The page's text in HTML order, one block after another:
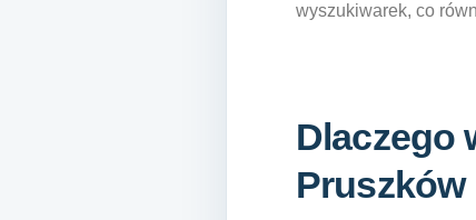
wyszukiwarek, co
Dlaczego
Pruszków